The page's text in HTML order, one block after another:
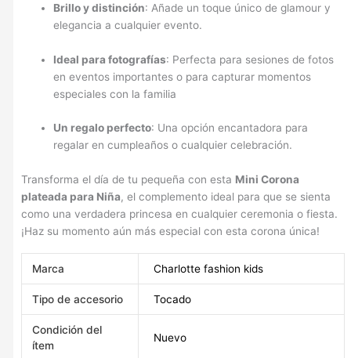
Brillo y distinción: Añade un toque único de glamour y
elegancia a cualquier evento.
Ideal para fotografías: Perfecta para sesiones de fotos
en eventos importantes o para capturar momentos
especiales con la familia
Un regalo perfecto: Una opción encantadora para
regalar en cumpleaños o cualquier celebración.
Transforma el día de tu pequeña con esta Mini Corona
plateada para Niña, el complemento ideal para que se sienta
como una verdadera princesa en cualquier ceremonia o fiesta.
¡Haz su momento aún más especial con esta corona única!
Marca Charlotte fashion kids
Tipo de accesorio Tocado
Condición del
ítem
Nuevo